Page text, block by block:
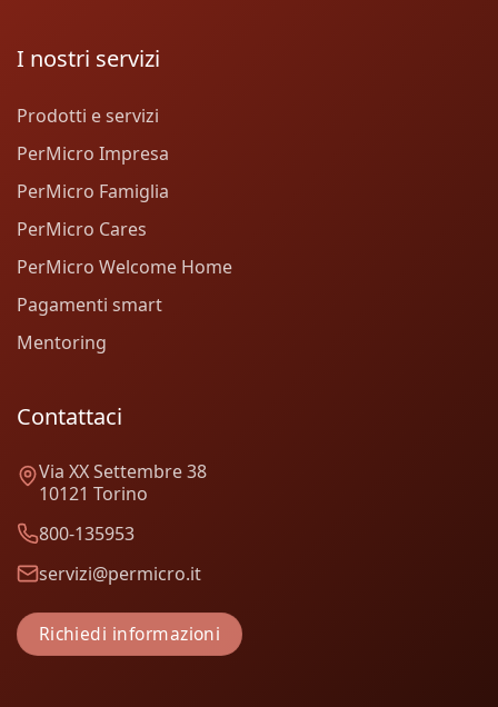
I nostri servizi
Prodotti e servizi
PerMicro Impresa
PerMicro Famiglia
PerMicro Cares
PerMicro Welcome Home
Pagamenti smart
Mentoring
Contattaci
Via XX Settembre 38
10121 Torino
800-135953
servizi@permicro.it
Richiedi informazioni